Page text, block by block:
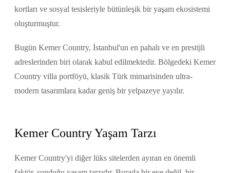
kortları ve sosyal tesisleriyle bütünleşik bir yaşam ekosistemi
oluşturmuştur.
Bugün Kemer Country, İstanbul'un en pahalı ve en prestijli
adreslerinden biri olarak kabul edilmektedir. Bölgedeki Kemer
Country villa portföyü, klasik Türk mimarisinden ultra-
modern tasarımlara kadar geniş bir yelpazeye yayılır.
Kemer Country Yaşam Tarzı
Kemer Country'yi diğer lüks sitelerden ayıran en önemli